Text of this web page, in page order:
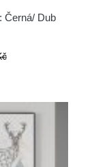
Černá/ Dub